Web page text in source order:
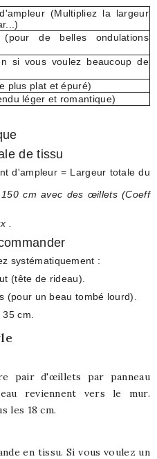
(Multipliez la largeur
(pour de belles ondulations
si vous voulez beaucoup de
plus plat et épuré)
léger et romantique)
de tissu
d'ampleur = Largeur totale du
cm avec des œillets (Coeff
.
systématiquement :
(tête de rideau).
(pour un beau tombé lourd).
35 cm
pair d'œillets par panneau
reviennent vers le mur.
les 18 cm.
en tissu. Si vous voulez un